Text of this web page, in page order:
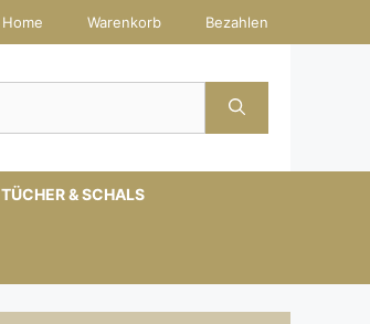
Home Warenkorb Bezahlen
TÜCHER & SCHALS